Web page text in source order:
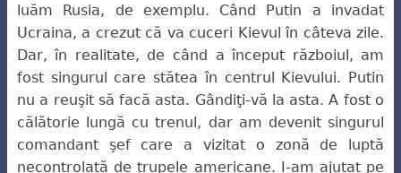
luăm Rusia, de exemplu. Când Putin a invadat
Ucraina, a crezut că va cuceri Kievul în câteva zile.
Dar, în realitate, de când a început războiul, am
fost singurul care stătea în centrul Kievului. Putin
nu a reuşit să facă asta. Gândiţi-vă la asta. A fost o
călătorie lungă cu trenul, dar am devenit singurul
comandant şef care a vizitat o zonă de luptă
necontrolată de trupele americane. I-am ajutat pe